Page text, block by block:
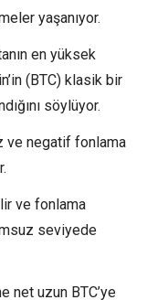
yaşanıyor.
en yüksek
(BTC) klasik bir
söylüyor.
ve negatif fonlama
ve fonlama
seviyede
net uzun BTC’ye